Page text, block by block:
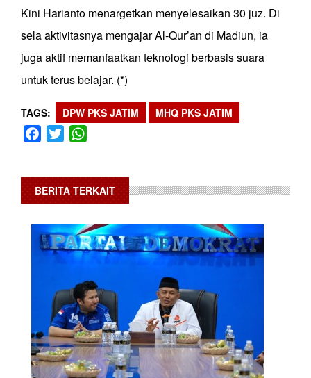
Kini Harianto menargetkan menyelesaikan 30 juz. Di
sela aktivitasnya mengajar Al-Qur’an di Madiun, ia
juga aktif memanfaatkan teknologi berbasis suara
untuk terus belajar. (*)
TAGS DPW PKS JATIM MHQ PKS JATIM
Facebook
Twitter
BERITA TERKAIT